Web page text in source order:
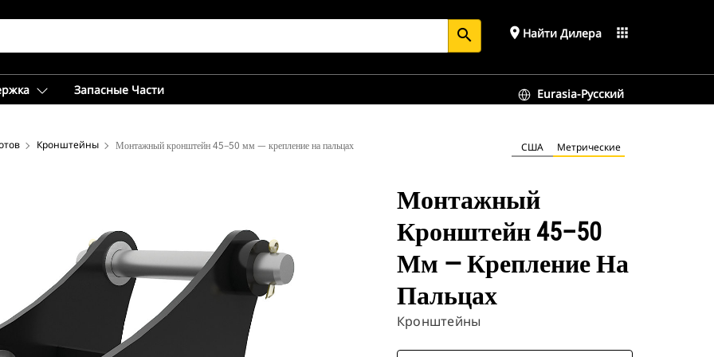
search place Найти Дилера apps
Запасные Части Eurasia-Русский
Кронштейны Монтажный кронштейн 45–50 мм — крепление на пальцах США Метрические
Монтажный
Кронштейн 45–50
Мм — Крепление На
Пальцах
Кронштейны